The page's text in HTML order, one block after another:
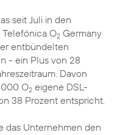
seit Juli in den
O2 Germany
entbündelten
- ein Plus von 28
Davon
O2 eigene DSL-
38 Prozent entspricht.
das Unternehmen den